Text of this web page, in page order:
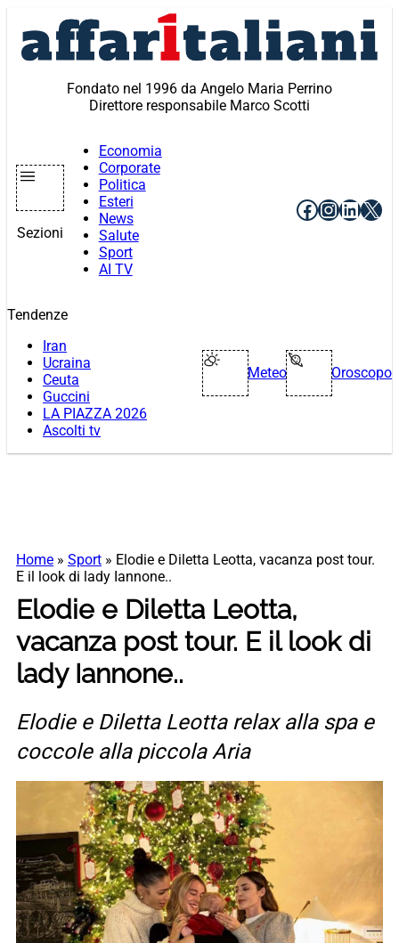
contenuto
Fondato nel 1996 da Angelo Maria Perrino
Direttore responsabile Marco Scotti
Sezioni
Economia
Corporate
Politica
Esteri
News
Salute
Sport
AI TV
Facebook
X
Tendenze
Iran
Ucraina
Ceuta
Guccini
LA PIAZZA 2026
Ascolti tv
Meteo Oroscopo
Home » Sport » Elodie e Diletta Leotta, vacanza post tour.
E il look di lady Iannone..
Elodie e Diletta Leotta,
vacanza post tour. E il look di
lady Iannone..
Elodie e Diletta Leotta relax alla spa e
coccole alla piccola Aria